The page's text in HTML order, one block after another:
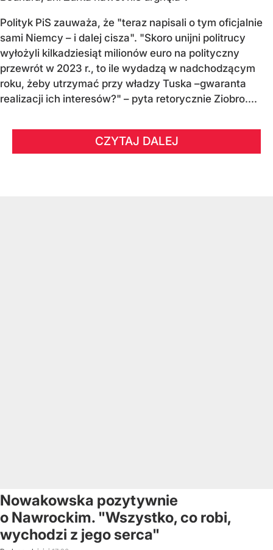
Polityk PiS zauważa, że "teraz napisali o tym oficjalnie
sami Niemcy – i dalej cisza". "Skoro unijni politrucy
wyłożyli kilkadziesiąt milionów euro na polityczny
przewrót w 2023 r., to ile wydadzą w nadchodzącym
roku, żeby utrzymać przy władzy Tuska –gwaranta
realizacji ich interesów?" – pyta retorycznie Ziobro....
CZYTAJ DALEJ
Nowakowska pozytywnie
o Nawrockim. "Wszystko, co robi,
wychodzi z jego serca"